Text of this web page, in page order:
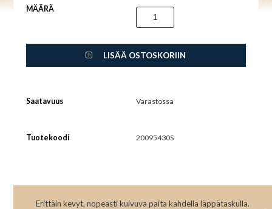
MÄÄRÄ
LISÄÄ OSTOSKORIIN
Saatavuus Varastossa
Tuotekoodi 20095430S
Erittäin kevyt, nopeasti kuivuva paita kahdella läppätaskulla.